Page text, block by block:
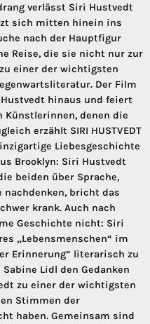
verlässt Siri Hustvedt
sich mitten hinein ins
nach der Hauptfigur
Reise, die sie nicht nur zur
einer der wichtigsten
Der Film
hinaus und feiert
denen die
erzählt SIRI HUSTVEDT
einzigartige Liebesgeschichte
Brooklyn: Siri Hustvedt
beiden über Sprache,
bricht das
krank. Auch nach
Geschichte nicht: Siri
„Lebensmenschen“ im
Erinnerung“ literarisch zu
Lidl den Gedanken
zu einer der wichtigsten
Stimmen der
haben. Gemeinsam sind